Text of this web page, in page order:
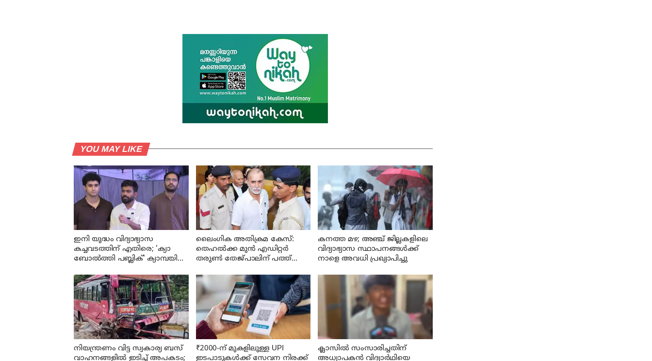
YOU MAY LIKE
ഇനി യുദ്ധം വിദ്യാഭ്യാസ
കച്ചവടത്തിന് എതിരെ; 'ക്യാ
ബോൽത്തി പബ്ലിക്' ക്യാമ്പയിൻ
അഭിജീത് ദിപ്കെ
ലൈംഗിക അതിക്രമ കേസ്:
തെഹൽക്ക മുൻ എഡിറ്റർ
തരുൺ തേജ്പാലിന് പത്ത്
കനത്ത മഴ; അഞ്ച്‌ ജില്ലകളിലെ
വിദ്യാഭ്യാസ സ്ഥാപനങ്ങള്‍ക്ക്
നാളെ അവധി പ്രഖ്യാപിച്ചു
നിയന്ത്രണം വിട്ട സ്വകാര്യ ബസ്
വാഹനങ്ങളില്‍ ഇടിച്ച് അപകടം;
₹2000-ന് മുകളിലുള്ള UPI
ഇടപാടുകൾക്ക് സേവന നിരക്ക്
ക്ലാസില്‍ സംസാരിച്ചതിന്
അധ്യാപകന്‍ വിദ്യാര്‍ഥിയെ